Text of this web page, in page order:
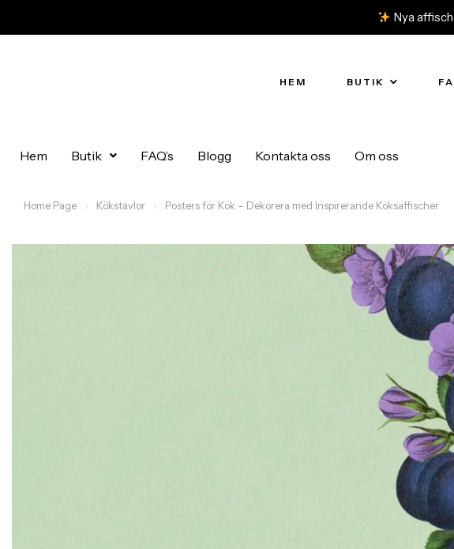
Nya
HEM BUTIK
Hem Butik FAQ’s Blogg Kontakta oss Om oss
Home Page Kökstavlor Posters för Kök – Dekorera med Inspirerande Köksaffischer